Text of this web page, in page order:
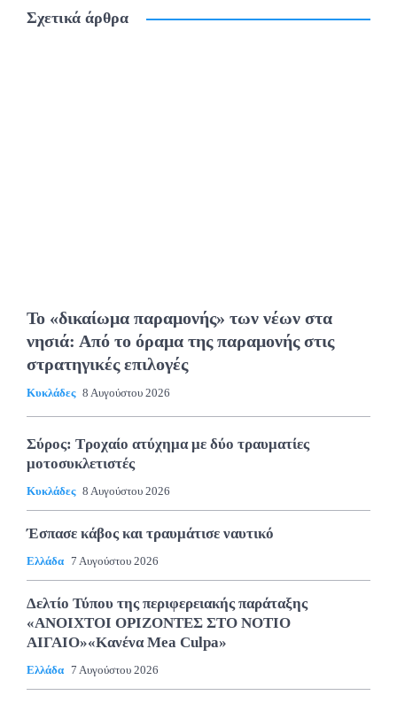
Σχετικά άρθρα
Το «δικαίωμα παραμονής» των νέων στα
νησιά: Από το όραμα της παραμονής στις
στρατηγικές επιλογές
Κυκλάδες 8 Αυγούστου 2026
Σύρος: Τροχαίο ατύχημα με δύο τραυματίες
μοτοσυκλετιστές
Κυκλάδες 8 Αυγούστου 2026
Έσπασε κάβος και τραυμάτισε ναυτικό
Ελλάδα 7 Αυγούστου 2026
Δελτίο Τύπου της περιφερειακής παράταξης
«ΑΝΟΙΧΤΟΙ ΟΡΙΖΟΝΤΕΣ ΣΤΟ ΝΟΤΙΟ
ΑΙΓΑΙΟ»«Κανένα Mea Culpa»
Ελλάδα 7 Αυγούστου 2026